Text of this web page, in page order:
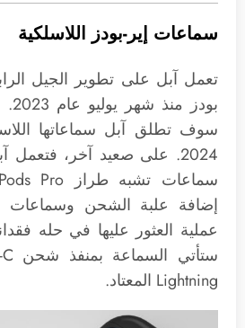
سماعات إير-بودز اللاسلكية
تعمل آبل على تطوير الجيل
سوف تطلق آبل سماعاتها
2024. على صعيد آخر، فتعمل
إضافة علبة الشحن
عملية العثور عليها في حله
Lightning المعتاد.